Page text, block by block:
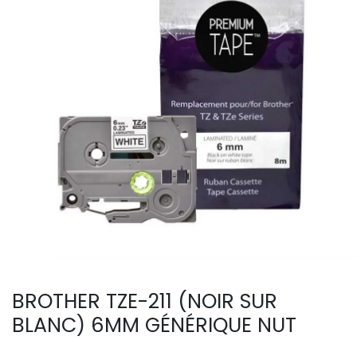
BROTHER TZE-211 (NOIR SUR
BLANC) 6MM GÉNÉRIQUE NUT